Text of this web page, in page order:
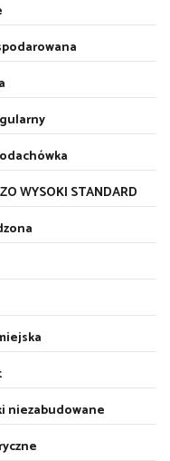
WYSOKI STANDARD
niezabudowane